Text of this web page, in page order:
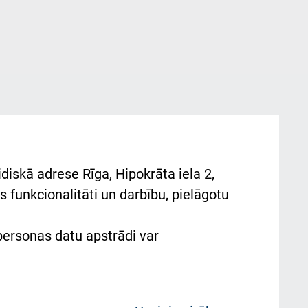
adrese Rīga, Hipokrāta iela 2,
funkcionalitāti un darbību, pielāgotu
datu apstrādi var